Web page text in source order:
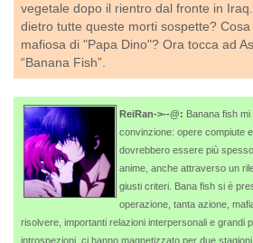
vegetale dopo il rientro dal fronte in
dietro tutte queste morti sospette?
mafiosa di "Papa Dino"? Ora tocca ad
“Banana Fish”.
ReiRan->--@: Banana fish
convinzione: opere compiute
dovrebbero essere più
anime, anche attraverso un
giusti criteri. Bana fish si è
operazione, tanta azione,
risolvere, importanti relazioni interpersonali e grandi
introspezioni, ci hanno magnetizzato per due